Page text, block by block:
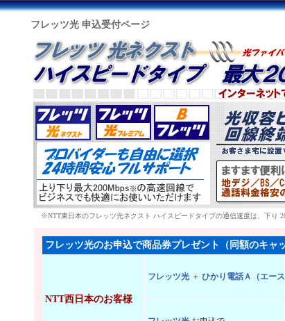
フレッツ光 申込受付ページ
※NTT東日本のフレッツ光ネクスト ハイスピードタイプの通信速度は、下り
フレッツ光のお申込で商品券プレゼント（同額のキャ
NTT西日本のお客様
フレッツ光 ＋ ひかり電話Ａ（エース